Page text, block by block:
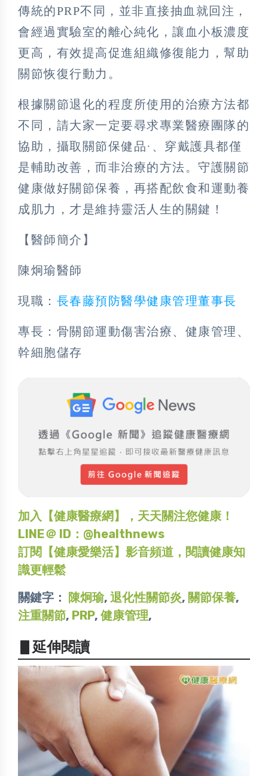
傳統的PRP不同，並非直接抽血就回注，
會經過實驗室的離心純化，讓血小板濃度
更高，有效提高促進組織修復能力，幫助
關節恢復行動力。
根據關節退化的程度所使用的治療方法都
不同，請大家一定要尋求專業醫療團隊的
協助，攝取關節保健品·、穿戴護具都僅
是輔助改善，而非治療的方法。守護關節
健康做好關節保養，再搭配飲食和運動養
成肌力，才是維持靈活人生的關鍵！
【醫師簡介】
陳炯瑜醫師
現職： 長春藤預防醫學健康管理董事長
專長：骨關節運動傷害治療、健康管理、
幹細胞儲存
加入【健康醫療網】，天天關注您健康！
LINE＠ ID：@healthnews
訂閱【健康愛樂活】影音頻道，閱讀健康知
識更輕鬆
關鍵字：
陳炯瑜, 退化性關節炎, 關節保養,
注重關節, PRP, 健康管理,
▋延伸閱讀